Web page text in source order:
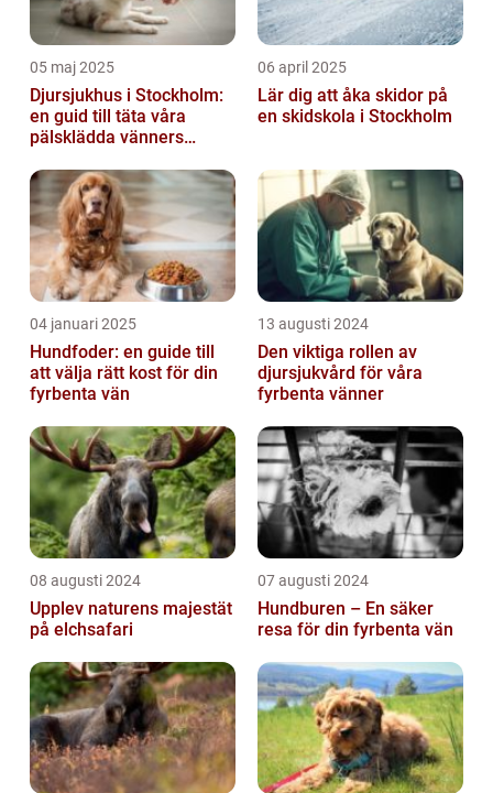
05 maj 2025
Djursjukhus i Stockholm:
en guid till täta våra
pälsklädda vänners
06 april 2025
Lär dig att åka skidor på
en skidskola i Stockholm
04 januari 2025
Hundfoder: en guide till
att välja rätt kost för din
fyrbenta vän
13 augusti 2024
Den viktiga rollen av
djursjukvård för våra
fyrbenta vänner
08 augusti 2024
Upplev naturens majestät
på elchsafari
07 augusti 2024
Hundburen – En säker
resa för din fyrbenta vän